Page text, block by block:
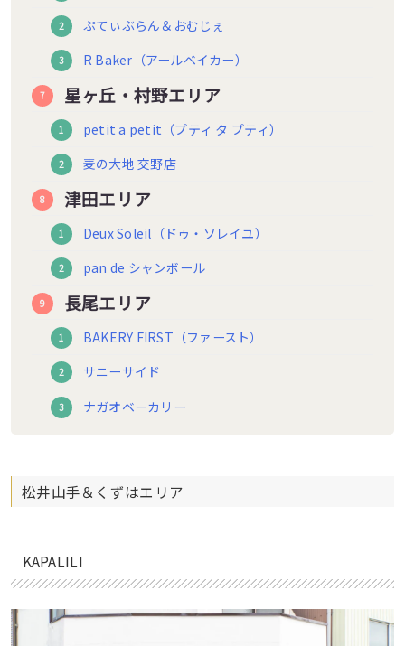
ぷてぃぶらん＆おむじぇ
R Baker（アールベイカー）
星ヶ丘・村野エリア
petit a petit（プティ タ プティ）
麦の大地 交野店
津田エリア
Deux Soleil（ドゥ・ソレイユ）
pan de シャンボール
長尾エリア
BAKERY FIRST（ファースト）
サニーサイド
ナガオベーカリー
松井山手＆くずはエリア
KAPALILI